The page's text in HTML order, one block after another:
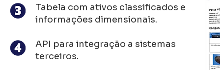
Tabela com ativos classificados e
informações dimensionais.
API para integração a sistemas
terceiros.